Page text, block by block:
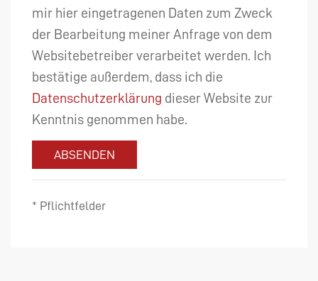
mir hier eingetragenen Daten zum Zweck
der Bearbeitung meiner Anfrage von dem
Websitebetreiber verarbeitet werden. Ich
bestätige außerdem, dass ich die
Datenschutzerklärung dieser Website zur
Kenntnis genommen habe.
ABSENDEN
* Pflichtfelder